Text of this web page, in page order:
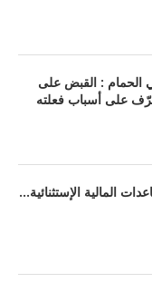
الحمام : القبض على
على أسباب فعلته
المالية الإستثنائية…